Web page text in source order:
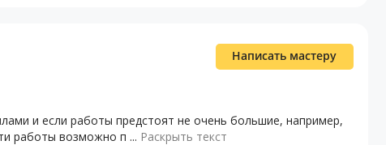
Написать мастеру
и если работы предстоят не очень большие, например,
работы возможно п ... Раскрыть текст